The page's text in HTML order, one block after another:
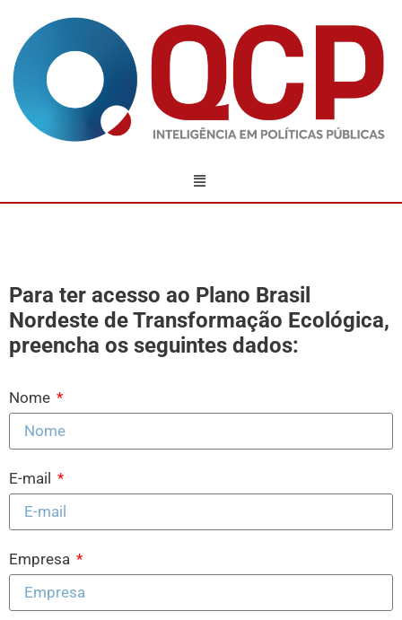
Para ter acesso ao Plano Brasil
Nordeste de Transformação Ecológica​,
preencha os seguintes dados:
Nome
E-mail
Empresa